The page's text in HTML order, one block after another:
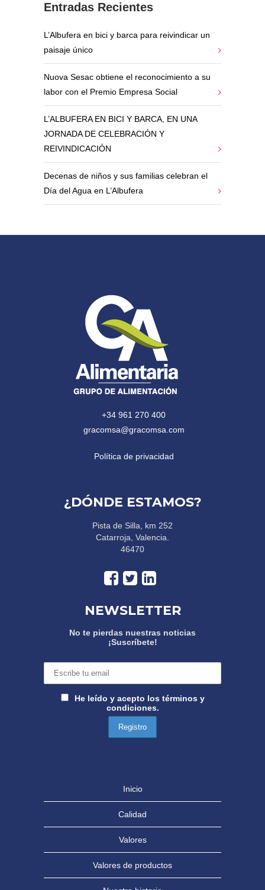
Entradas Recientes
L’Albufera en bici y barca para reivindicar un
paisaje único
Nuova Sesac obtiene el reconocimiento a su
labor con el Premio Empresa Social
L’ALBUFERA EN BICI Y BARCA, EN UNA
JORNADA DE CELEBRACIÓN Y
REIVINDICACIÓN
Decenas de niños y sus familias celebran el
Día del Agua en L’Albufera
+34 961 270 400
gracomsa@gracomsa.com
Política de privacidad
¿DÓNDE ESTAMOS?
Pista de Silla, km 252
Catarroja, Valencia.
46470
NEWSLETTER
No te pierdas nuestras noticias
¡Suscríbete!
He leído y acepto los términos y
condiciones.
Inicio
Calidad
Valores
Valores de productos